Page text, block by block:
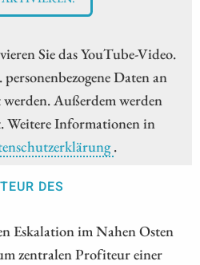
Sie das YouTube-Video.
Daten an
Außerdem werden
Weitere Informationen in
.
DES
Eskalation im Nahen Osten
zentralen Profiteur einer